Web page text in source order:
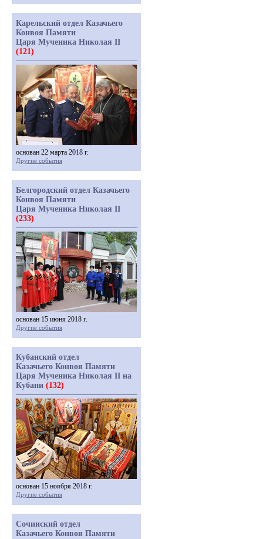
Карельский отдел Казачьего
Конвоя Памяти
Царя Мученика Николая II
(121)
основан 22 марта 2018 г.
Другие события
Белгородский отдел Казачьего
Конвоя Памяти
Царя Мученика Николая II
(233)
основан 15 июня 2018 г.
Другие события
Кубанский отдел
Казачьего Конвоя Памяти
Царя Мученика Николая II на
Кубани (132)
основан 15 ноября 2018 г.
Другие события
Сочинский отдел
Казачьего Конвоя Памяти